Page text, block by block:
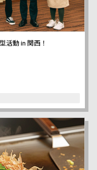
活動 in 関西！